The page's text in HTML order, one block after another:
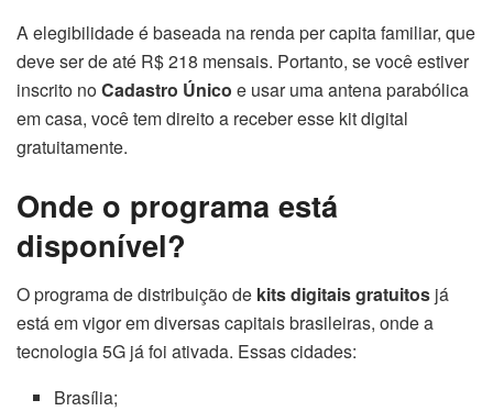
A elegibilidade é baseada na renda per capita familiar, que
deve ser de até R$ 218 mensais. Portanto, se você estiver
inscrito noCadastro Único e usar uma antena parabólica
em casa, você tem direito a receber esse kit digital
gratuitamente.
Onde o programa está
disponível?
O programa de distribuição de kits digitais gratuitos já
está em vigor em diversas capitais brasileiras, onde a
tecnologia 5G já foi ativada. Essas cidades:
Brasília;